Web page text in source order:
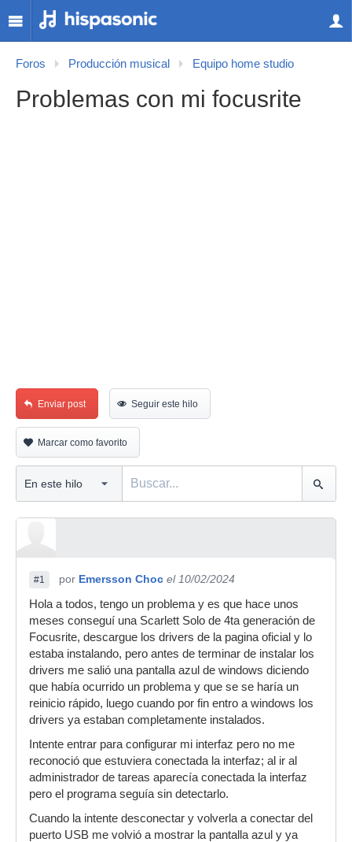
Foros Producción musical Equipo home studio
Problemas con mi focusrite
Enviar post Seguir este hilo
Marcar como favorito
#1 por Emersson Choc el 10/02/2024
Hola a todos, tengo un problema y es que hace unos
meses conseguí una Scarlett Solo de 4ta generación de
Focusrite, descargue los drivers de la pagina oficial y lo
estaba instalando, pero antes de terminar de instalar los
drivers me salió una pantalla azul de windows diciendo
que había ocurrido un problema y que se se haría un
reinicio rápido, luego cuando por fin entro a windows los
drivers ya estaban completamente instalados.
Intente entrar para configurar mi interfaz pero no me
reconoció que estuviera conectada la interfaz; al ir al
administrador de tareas aparecía conectada la interfaz
pero el programa seguía sin detectarlo.
Cuando la intente desconectar y volverla a conectar del
puerto USB me volvió a mostrar la pantalla azul y ya